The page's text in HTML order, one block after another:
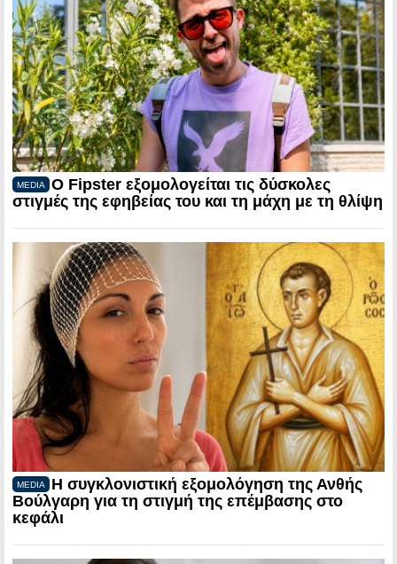
MEDIA
Ο Fipster εξομολογείται τις δύσκολες
στιγμές της εφηβείας του και τη μάχη με τη θλίψη
MEDIA
Η συγκλονιστική εξομολόγηση της Ανθής
Βούλγαρη για τη στιγμή της επέμβασης στο
κεφάλι